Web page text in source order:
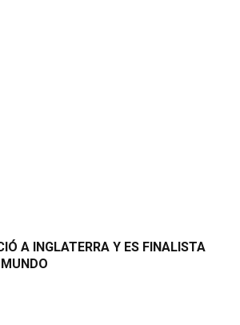
A INGLATERRA Y ES FINALISTA